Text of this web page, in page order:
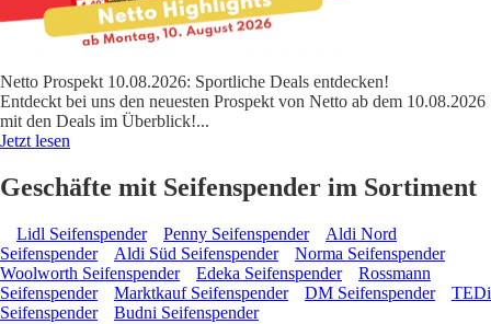
Netto Prospekt 10.08.2026: Sportliche Deals entdecken!
Entdeckt bei uns den neuesten Prospekt von Netto ab dem 10.08.2026
mit den Deals im Überblick!...
Jetzt lesen
Geschäfte mit Seifenspender im Sortiment
Lidl Seifenspender Penny Seifenspender
Aldi Nord
Seifenspender
Aldi Süd Seifenspender
Norma Seifenspender
Woolworth Seifenspender
Edeka Seifenspender
Rossmann
Seifenspender
Marktkauf Seifenspender DM Seifenspender
TEDi
Seifenspender
Budni Seifenspender